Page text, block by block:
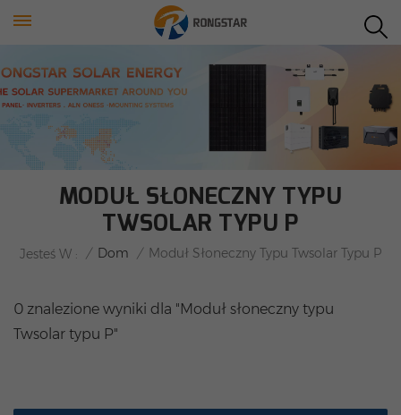
MODUŁ SŁONECZNY TYPU
TWSOLAR TYPU P
Jesteś W : / Dom / Moduł Słoneczny Typu Twsolar Typu P
0 znalezione wyniki dla "Moduł słoneczny typu
Twsolar typu P"